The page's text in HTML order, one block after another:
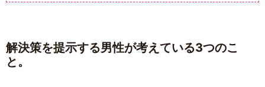
解決策を提示する男性が考えている3つのこ
と。